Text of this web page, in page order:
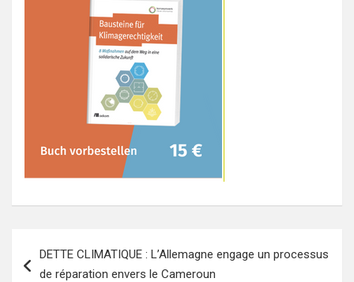
de
DETTE CLIMATIQUE : L’Allemagne engage un processus
de réparation envers le Cameroun